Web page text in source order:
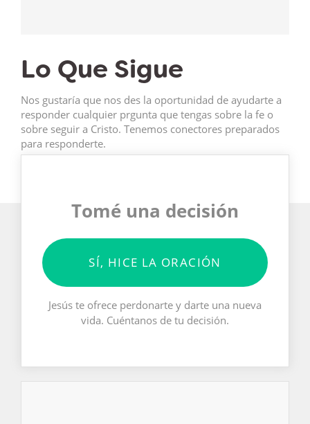
Lo Que Sigue
Nos gustaría que nos des la oportunidad de ayudarte a
responder cualquier prgunta que tengas sobre la fe o
sobre seguir a Cristo. Tenemos conectores preparados
para responderte.
Tomé una decisión
SÍ, HICE LA ORACIÓN
Jesús te ofrece perdonarte y darte una nueva
vida. Cuéntanos de tu decisión.